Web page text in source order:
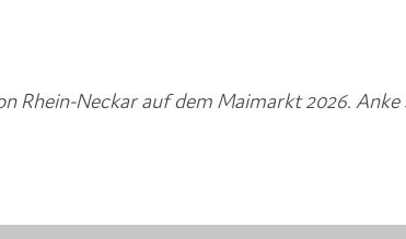
Neckar auf dem Maimarkt 2026.